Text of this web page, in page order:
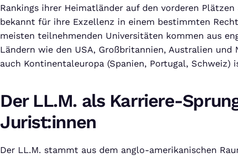
Rankings ihrer Heimatländer auf den vorderen
bekannt für ihre Exzellenz in einem bestimmten
meisten teilnehmenden Universitäten kommen aus
Ländern wie den USA, Großbritannien, Australien und
auch Kontinentaleuropa (Spanien, Portugal, Schweiz)
Der LL.M. als Karriere-
Jurist:innen
Der LL.M. stammt aus dem anglo-amerikanischen